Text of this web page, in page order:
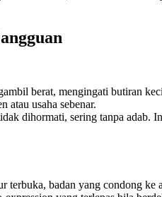
berat, mengingati butiran
atau usaha sebenar.
dihormati, sering tanpa
badan yang condong